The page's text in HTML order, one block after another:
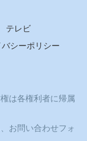
テレビ
バシーポリシー
は各権利者に帰属
お問い合わせフォ